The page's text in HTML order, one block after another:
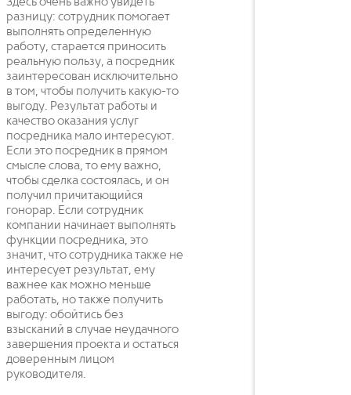
разницу: сотрудник помогает
выполнять определенную
работу, старается приносить
реальную пользу, а посредник
заинтересован исключительно
в том, чтобы получить какую-то
выгоду. Результат работы и
качество оказания услуг
посредника мало интересуют.
Если это посредник в прямом
смысле слова, то ему важно,
чтобы сделка состоялась, и он
получил причитающийся
гонорар. Если сотрудник
компании начинает выполнять
функции посредника, это
значит, что сотрудника также не
интересует результат, ему
важнее как можно меньше
работать, но также получить
выгоду: обойтись без
взысканий в случае неудачного
завершения проекта и остаться
доверенным лицом
руководителя.